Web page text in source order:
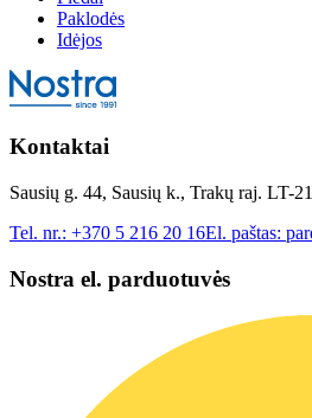
Paklodės
Idėjos
Kontaktai
Sausių g. 44, Sausių k., Trakų raj. LT-
Tel. nr.: +370 5 216 20 16El. paštas:
Nostra el. parduotuvės